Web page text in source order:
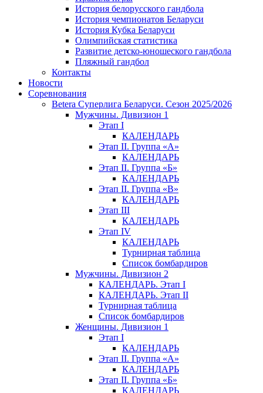
История белорусского гандбола
История чемпионатов Беларуси
История Кубка Беларуси
Олимпийская статистика
Развитие детско-юношеского гандбола
Пляжный гандбол
Контакты
Новости
Соревнования
Betera Суперлига Беларуси. Сезон 2025/2026
Мужчины. Дивизион 1
Этап I
КАЛЕНДАРЬ
Этап II. Группа «А»
КАЛЕНДАРЬ
Этап II. Группа «Б»
КАЛЕНДАРЬ
Этап II. Группа «В»
КАЛЕНДАРЬ
Этап III
КАЛЕНДАРЬ
Этап IV
КАЛЕНДАРЬ
Турнирная таблица
Список бомбардиров
Мужчины. Дивизион 2
КАЛЕНДАРЬ. Этап I
КАЛЕНДАРЬ. Этап II
Турнирная таблица
Список бомбардиров
Женщины. Дивизион 1
Этап I
КАЛЕНДАРЬ
Этап II. Группа «А»
КАЛЕНДАРЬ
Этап II. Группа «Б»
КАЛЕНДАРЬ